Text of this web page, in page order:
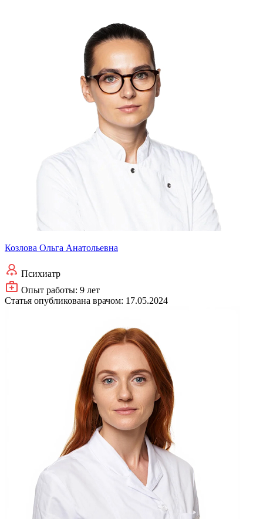
Козлова Ольга Анатольевна
Психиатр
Опыт работы: 9 лет
Статья опубликована врачом: 17.05.2024